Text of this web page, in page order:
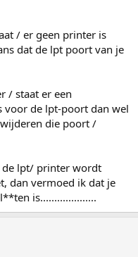
/ er geen printer is
dat de lpt poort van je
/ staat er een
voor de lpt-poort dan wel
die poort /
de lpt/ printer wordt
dan vermoed ik dat je
is....................